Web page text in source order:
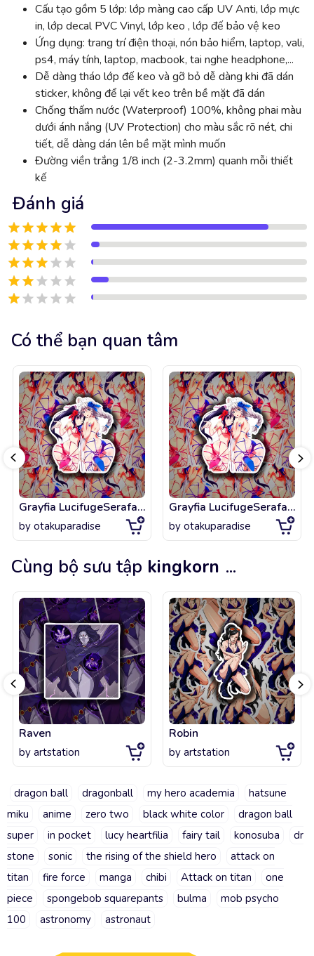
Cấu tạo gồm 5 lớp: lớp màng cao cấp UV Anti, lớp mực
in, lớp decal PVC Vinyl, lớp keo , lớp đế bảo vệ keo
Ứng dụng: trang trí điện thoại, nón bảo hiểm, laptop, vali,
ps4, máy tính, laptop, macbook, tai nghe headphone,...
Dễ dàng tháo lớp đế keo và gỡ bỏ dễ dàng khi đã dán
sticker, không để lại vết keo trên bề mặt đã dán
Chống thấm nước (Waterproof) 100%, không phai màu
dưới ánh nắng (UV Protection) cho màu sắc rõ nét, chi
tiết, dễ dàng dán lên bề mặt mình muốn
Đường viền trắng 1/8 inch (2-3.2mm) quanh mỗi thiết
kế
Đánh giá
Có thể bạn quan tâm
Grayfia LucifugeSerafall Leviathan Lewd High School DxD
by otakuparadise
Grayfia LucifugeSerafall Leviathan Lewd High School DxD
by otakuparadise
Cùng bộ sưu tập kingkorn ...
Raven
by artstation
Robin
by artstation
dragon ball dragonball my hero academia
hatsune
miku
anime zero two black white color
dragon ball
super
in pocket lucy heartfilia fairy tail konosuba
dr
stone
sonic the rising of the shield hero
attack on
titan
fire force manga chibi Attack on titan
one
piece
spongebob squarepants bulma
mob psycho
100
astronomy astronaut